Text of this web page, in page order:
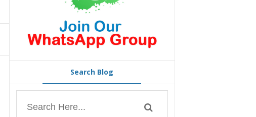
Search Blog